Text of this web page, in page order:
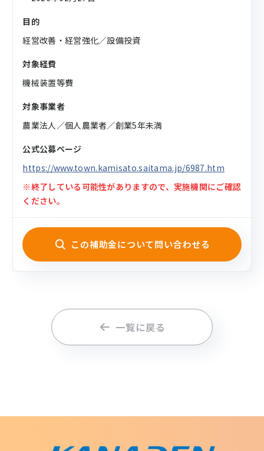
目的
経営改善・経営強化／設備投資
対象経費
機械装置等費
対象事業者
農業法人／個人農業者／創業5年未満
公式公募ページ
https://www.town.kamisato.saitama.jp/6987.htm
※終了している可能性がありますので、実施機関にご確認
ください。
この補助金について問い合わせる
一覧に戻る